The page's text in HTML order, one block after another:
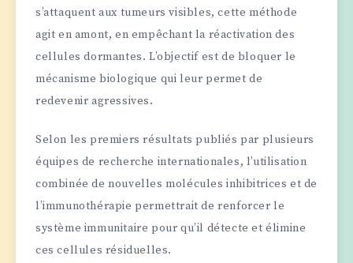
s’attaquent aux tumeurs visibles, cette méthode
agit en amont, en empêchant la réactivation des
cellules dormantes. L’objectif est de bloquer le
mécanisme biologique qui leur permet de
redevenir agressives.
Selon les premiers résultats publiés par plusieurs
équipes de recherche internationales, l’utilisation
combinée de nouvelles molécules inhibitrices et de
l’immunothérapie permettrait de renforcer le
système immunitaire pour qu’il détecte et élimine
ces cellules résiduelles.